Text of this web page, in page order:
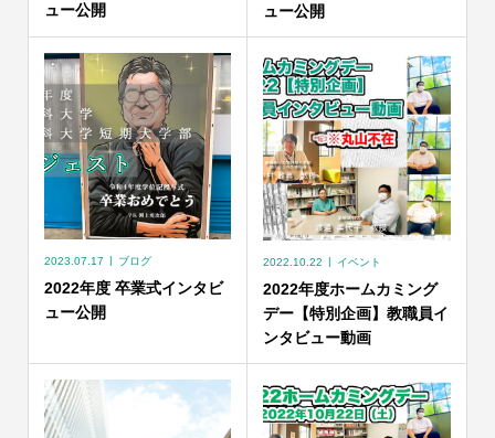
ュー公開
ュー公開
2023.07.17 ブログ
2022年度 卒業式インタビ
ュー公開
2022.10.22 イベント
2022年度ホームカミング
デー【特別企画】教職員イ
ンタビュー動画